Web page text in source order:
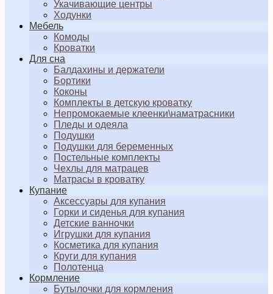
Укачивающие центры
Ходунки
Мебель
Комоды
Кроватки
Для сна
Балдахины и держатели
Бортики
Коконы
Комплекты в детскую кроватку
Непромокаемые клеенки\наматрасники
Пледы и одеяла
Подушки
Подушки для беременных
Постельные комплекты
Чехлы для матрацев
Матрасы в кроватку
Купание
Аксессуары для купания
Горки и сиденья для купания
Детские ванночки
Игрушки для купания
Косметика для купания
Круги для купания
Полотенца
Кормление
Бутылочки для кормления